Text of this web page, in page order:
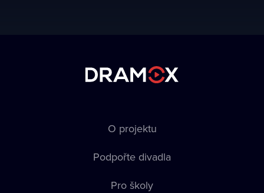
O projektu
Podpořte divadla
Pro školy